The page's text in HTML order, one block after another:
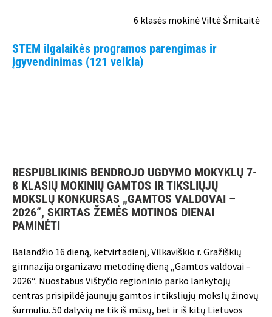
6 klasės mokinė Viltė Šmitaitė
STEM ilgalaikės programos parengimas ir
įgyvendinimas (121 veikla)
RESPUBLIKINIS BENDROJO UGDYMO MOKYKLŲ 7-
8 KLASIŲ MOKINIŲ GAMTOS IR TIKSLIŲJŲ
MOKSLŲ KONKURSAS „GAMTOS VALDOVAI –
2026“, SKIRTAS ŽEMĖS MOTINOS DIENAI
PAMINĖTI
Balandžio 16 dieną, ketvirtadienį, Vilkaviškio r. Gražiškių
gimnazija organizavo metodinę dieną „Gamtos valdovai –
2026“. Nuostabus Vištyčio regioninio parko lankytojų
centras prisipildė jaunųjų gamtos ir tiksliųjų mokslų žinovų
šurmuliu. 50 dalyvių ne tik iš mūsų, bet ir iš kitų Lietuvos